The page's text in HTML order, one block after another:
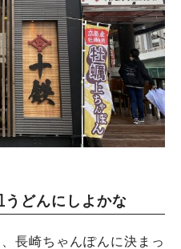
どんにしよかな
長崎ちゃんぽんに決まっ